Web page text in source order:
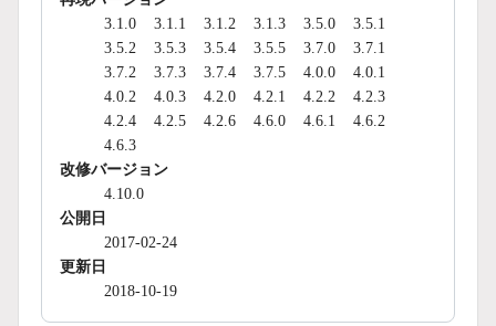
3.1.0
3.1.1 3.1.2 3.1.3 3.5.0
3.5.1
3.5.2
3.5.3 3.5.4 3.5.5 3.7.0
3.7.1
3.7.2
3.7.3 3.7.4 3.7.5 4.0.0
4.0.1
4.0.2
4.0.3 4.2.0 4.2.1 4.2.2
4.2.3
4.2.4
4.2.5 4.2.6 4.6.0 4.6.1
4.6.2
4.6.3
改修バージョン
4.10.0
公開日
2017-02-24
更新日
2018-10-19